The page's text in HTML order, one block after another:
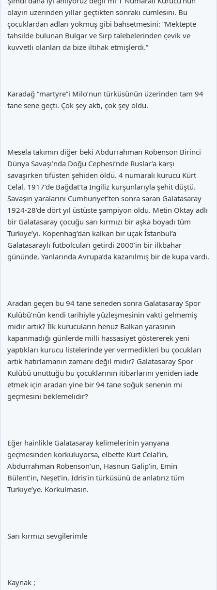
olayın üzerinden yıllar geçtikten sonraki cümlesini. Bu
çocuklardan adları yokmuş gibi bahsetmesini: “Mektepte
tahsilde bulunan Bulgar ve Sırp talebelerinden çevik ve
kuvvetli olanları da bize iltihak etmişlerdi.”
Karadağ “martyre”i Milo’nun türküsünün üzerinden tam 94
tane sene geçti. Çok şey aktı, çok şey oldu.
Mesela takımın diğer beki Abdurrahman Robenson Birinci
Dünya Savaşı’nda Doğu Cephesi’nde Ruslar’a karşı
savaşırken tifüsten şehiden öldü. 4 numaralı kurucu Kürt
Celal, 1917’de Bağdat’ta İngiliz kurşunlarıyla şehit düştü.
Savaşın yaralarını Cumhuriyet’ten sonra saran Galatasaray
1924-28’de dört yıl üstüste şampiyon oldu. Metin Oktay adlı
bir Galatasaray çocuğu sarı kırmızı bir aşka boyadı tüm
Türkiye’yi. Kopenhag’dan kalkan bir uçak İstanbul’a
Galatasaraylı futbolcuları getirdi 2000’in bir ilkbahar
gününde. Yanlarında Avrupa’da kazanılmış bir de kupa vardı.
Aradan geçen bu 94 tane seneden sonra Galatasaray Spor
Kulübü’nün kendi tarihiyle yüzleşmesinin vakti gelmemiş
midir artık? İlk kurucuların henüz Balkan yarasının
kapanmadığı günlerde milli hassasiyet göstererek yeni
yaptıkları kurucu listelerinde yer vermedikleri bu çocukları
artık hatırlamanın zamanı değil midir? Galatasaray Spor
Kulübü unuttuğu bu çocuklarının itibarlarını yeniden iade
etmek için aradan yine bir 94 tane soğuk senenin mi
geçmesini beklemelidir?
Eğer hainlikle Galatasaray kelimelerinin yanyana
geçmesinden korkuluyorsa, elbette Kürt Celal’in,
Abdurrahman Robenson’un, Hasnun Galip’in, Emin
Bülent’in, Neşet’in, İdris’in türküsünü de anlatırız tüm
Türkiye’ye. Korkulmasın.
Sarı kırmızı sevgilerimle
Kaynak ;